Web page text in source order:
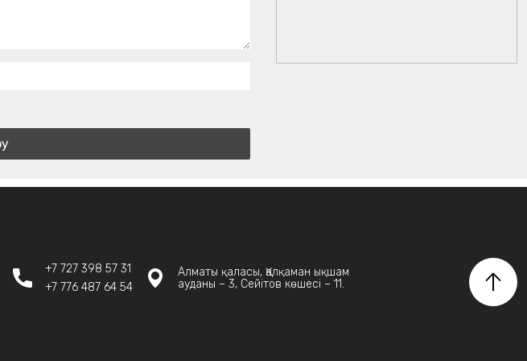
+7 727 398 57 31
+7 776 487 64 54
Алматы қаласы, Қалқаман ықшам
ауданы – 3, Сейітов көшесі – 11.